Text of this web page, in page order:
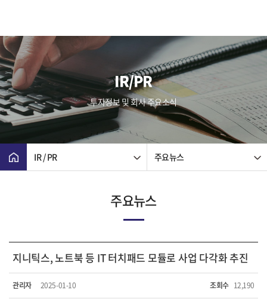
IR/PR
투자정보 및 회사 주요소식
IR / PR 주요뉴스
주요뉴스
지니틱스, 노트북 등 IT 터치패드 모듈로 사업 다각화 추진
관리자 2025-01-10 조회수 12,190